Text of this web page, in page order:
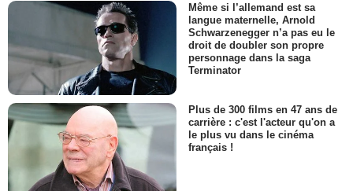
Même si l’allemand est sa
langue maternelle, Arnold
Schwarzenegger n’a pas eu le
droit de doubler son propre
personnage dans la saga
Terminator
Plus de 300 films en 47 ans de
carrière : c'est l'acteur qu'on a
le plus vu dans le cinéma
français !